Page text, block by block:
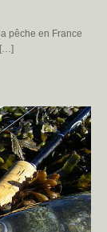
pêche en France
[…]